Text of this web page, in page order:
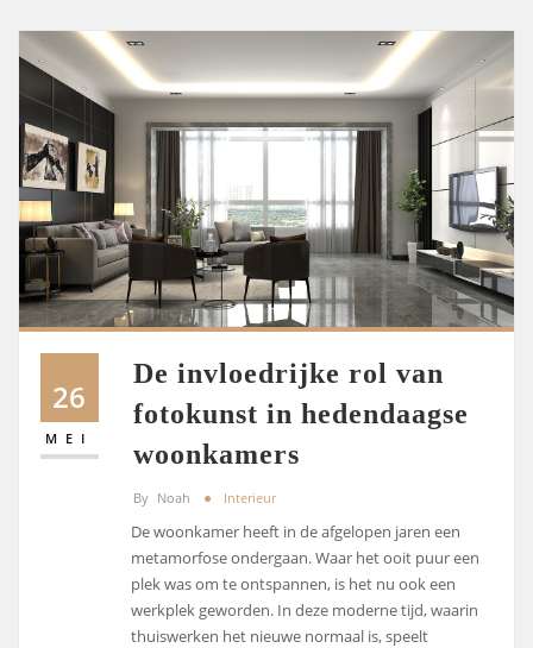
26
MEI
De invloedrijke rol van
fotokunst in hedendaagse
woonkamers
By Noah Interieur
De woonkamer heeft in de afgelopen jaren een
metamorfose ondergaan. Waar het ooit puur een
plek was om te ontspannen, is het nu ook een
werkplek geworden. In deze moderne tijd, waarin
thuiswerken het nieuwe normaal is, speelt